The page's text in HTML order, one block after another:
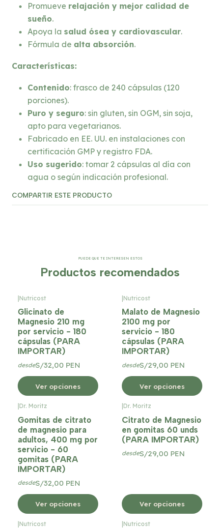
Promueve relajación y mejor calidad de
sueño.
Apoya la salud ósea y cardiovascular.
Fórmula de alta absorción.
Características:
Contenido: frasco de 240 cápsulas (120
porciones).
Puro y seguro: sin gluten, sin OGM, sin soja,
apto para vegetarianos.
Fabricado en EE. UU. en instalaciones con
certificación GMP y registro FDA.
Uso sugerido: tomar 2 cápsulas al día con
agua o según indicación profesional.
COMPARTIR ESTE PRODUCTO
PUEDE QUE TE INTERESEN ESTOS
Productos recomendados
Nutricost
Glicinato de
Magnesio 210 mg
por servicio - 180
cápsulas (PARA
IMPORTAR)
desdeS/32,00 PEN
Ver opciones
Nutricost
Malato de Magnesio
2100 mg por
servicio - 180
cápsulas (PARA
IMPORTAR)
desdeS/29,00 PEN
Ver opciones
Dr. Moritz
Gomitas de citrato
de magnesio para
adultos, 400 mg por
servicio - 60
gomitas (PARA
IMPORTAR)
desdeS/32,00 PEN
Ver opciones
Dr. Moritz
Citrato de Magnesio
en gomitas 60 unds
(PARA IMPORTAR)
desdeS/29,00 PEN
Ver opciones
Nutricost Nutricost